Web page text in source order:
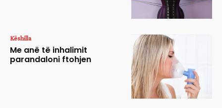
Këshilla
Me anë të inhalimit
parandaloni ftohjen